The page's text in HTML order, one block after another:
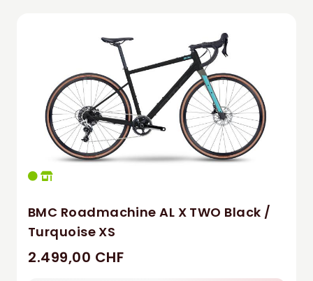
BMC Roadmachine AL X TWO Black /
Turquoise XS
2.499,00 CHF